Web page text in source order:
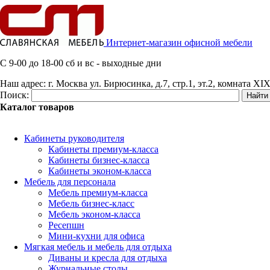
Интернет-магазин офисной мебели
C 9-00 до 18-00 сб и вс - выходные дни
Наш адрес: г. Москва ул. Бирюсинка, д.7, стр.1, эт.2, комната
Поиск:
Каталог товаров
Кабинеты руководителя
Кабинеты премиум-класса
Кабинеты бизнес-класса
Кабинеты эконом-класса
Мебель для персонала
Мебель премиум-класса
Мебель бизнес-класс
Мебель эконом-класса
Ресепшн
Мини-кухни для офиса
Мягкая мебель и мебель для отдыха
Диваны и кресла для отдыха